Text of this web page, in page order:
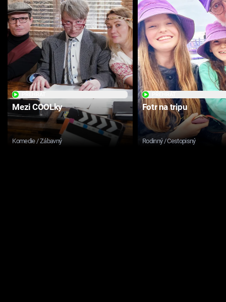
Mezi COOLky
Komedie / Zábavný
Fotr na tripu
Rodinný / Cestopisný